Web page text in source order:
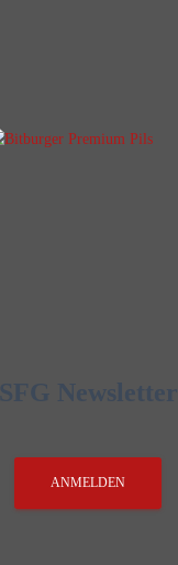
SFG Newsletter
ANMELDEN